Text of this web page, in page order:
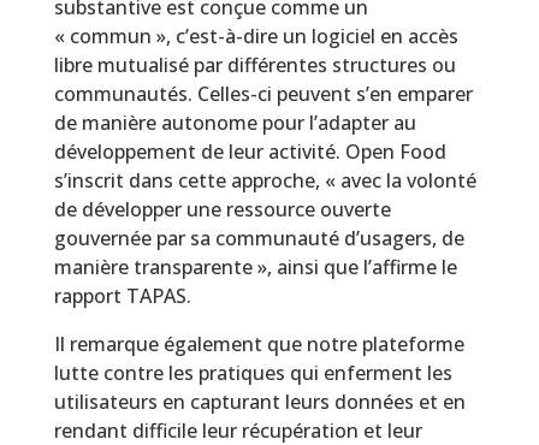
substantive est conçue comme un
« commun », c’est-à-dire un logiciel en accès
libre mutualisé par différentes structures ou
communautés. Celles-ci peuvent s’en emparer
de manière autonome pour l’adapter au
développement de leur activité. Open Food
s’inscrit dans cette approche, « avec la volonté
de développer une ressource ouverte
gouvernée par sa communauté d’usagers, de
manière transparente », ainsi que l’affirme le
rapport TAPAS.
Il remarque également que notre plateforme
lutte contre les pratiques qui enferment les
utilisateurs en capturant leurs données et en
rendant difficile leur récupération et leur